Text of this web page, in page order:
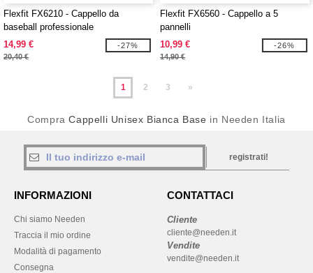
Flexfit FX6210 - Cappello da
baseball professionale
14,99 €
20,40 €
-27%
Flexfit FX6560 - Cappello a 5
pannelli
10,99 €
14,90 €
-26%
1 2 3 »
CompraCappelli Unisex Bianca Base in Needen Italia
registrati!
INFORMAZIONI
Chi siamo Needen
Traccia il mio ordine
Modalità di pagamento
Consegna
CONTATTACI
Cliente
cliente@needen.it
Vendite
vendite@needen.it